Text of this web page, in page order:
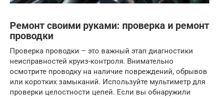
Ремонт своими руками: проверка и ремонт
проводки
Проверка проводки – это важный этап диагностики
неисправностей круиз-контроля. Внимательно
осмотрите проводку на наличие повреждений, обрывов
или коротких замыканий. Используйте мультиметр для
проверки целостности цепей. Если вы обнаружили